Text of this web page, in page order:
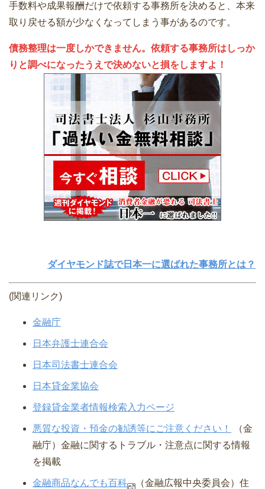
手数料や成果報酬だけで依頼する事務所を決めると、本来
取り戻せる額が少なくなってしまう事があるのです。
債務整理は一度しかできません。依頼する事務所はしっか
りと調べになったうえで決めないと損をしますよ！
ダイヤモンド誌で日本一に選ばれた事務所とは？
(関連リンク)
金融庁
日本弁護士連合会
日本司法書士連合会
日本貸金業協会
登録貸金業者情報検索入力ページ
悪質な投資・預金の勧誘等にご注意ください！
（金
融庁）⾦融に関するトラブル・注意点に関する情報
を掲載
金融商品なんでも百科 （金融広報中央委員会） 住